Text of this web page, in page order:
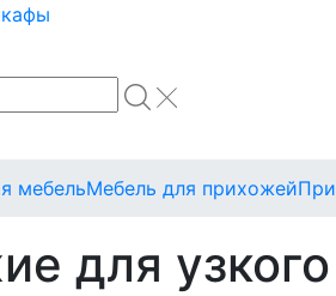
мебельМебель для прихожей
для